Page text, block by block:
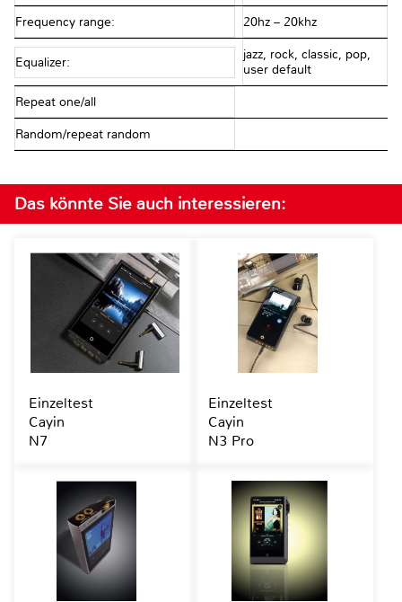
Frequency range: 20hz – 20khz
Equalizer:
jazz, rock, classic, pop,
user default
Repeat one/all
Random/repeat random
Das könnte Sie auch interessieren:
Einzeltest
Cayin
N7
Einzeltest
Cayin
N3 Pro